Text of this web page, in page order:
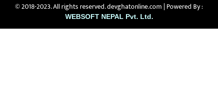
© 2018-2023. All rights reserved. devghatonline.com | Powered By :
WEBSOFT NEPAL Pvt. Ltd.